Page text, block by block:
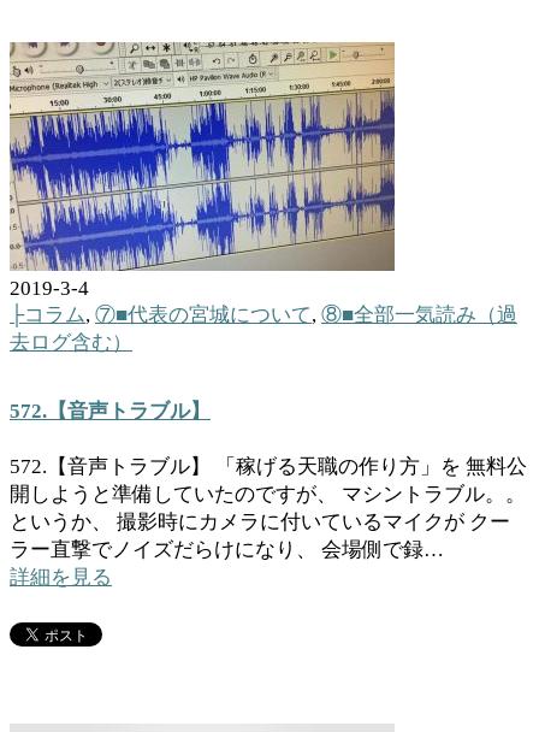
2019-3-4
├コラム, ⑦■代表の宮城について, ⑧■全部一気読み（過
去ログ含む）
572.【音声トラブル】
572.【音声トラブル】 「稼げる天職の作り方」を 無料公
開しようと準備していたのですが、 マシントラブル。。
というか、 撮影時にカメラに付いているマイクが クー
ラー直撃でノイズだらけになり、 会場側で録…
詳細を見る